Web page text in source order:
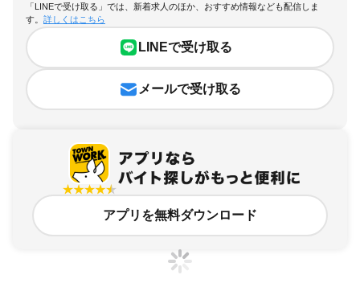
「LINEで受け取る」では、新着求人のほか、おすすめ情報なども配信しま
す。 詳しくはこちら
LINEで受け取る
メールで受け取る
アプリを無料ダウンロード